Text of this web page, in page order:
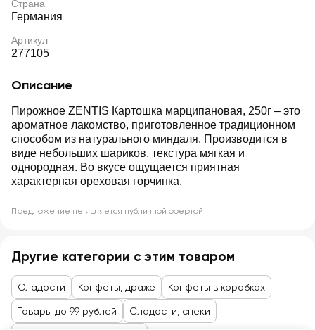
Страна
Германия
Артикул
277105
Описание
Пирожное ZENTIS Картошка марципановая, 250г – это
ароматное лакомство, приготовленное традиционном
способом из натурального миндаля. Производится в
виде небольших шариков, текстура мягкая и
однородная. Во вкусе ощущается приятная
характерная ореховая горчинка.
Предложение не является публичной офертой
Другие категории с этим товаром
Сладости Конфеты, драже Конфеты в коробках
Товары до 99 рублей Сладости, снеки